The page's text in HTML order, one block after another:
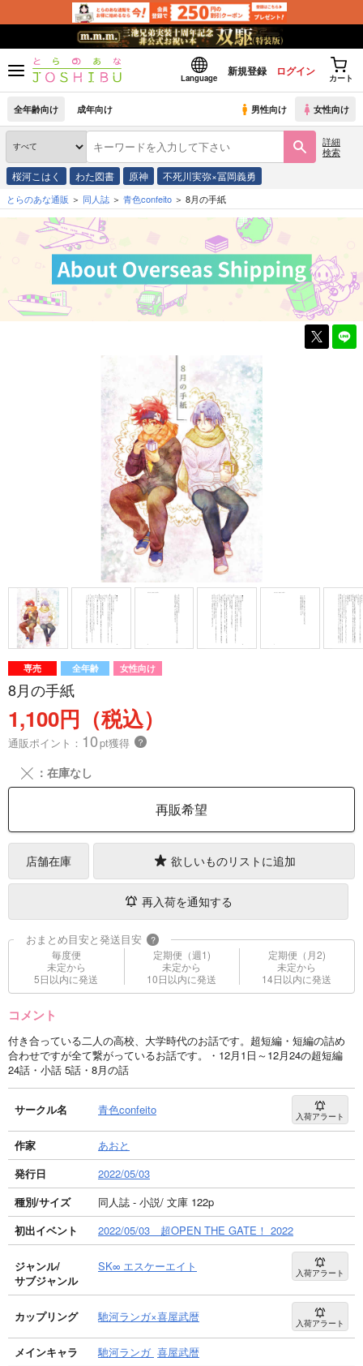
Language
新規登録 ログイン
カート
全年齢向け 成年向け 男性向け 女性向け
詳細
検索
桜河こはく わた図書 原神 不死川実弥×冨岡義勇
とらのあな通販 同人誌 青色confeito 8月の手紙
専売 全年齢 女性向け
8月の手紙
1,100円（税込）
通販ポイント： 10pt獲得 ？
╳ ：在庫なし
再販希望
店舗在庫 欲しいものリストに追加
再入荷を通知する
おまとめ目安と発送目安 ?
毎度便
未定から
5日以内に発送
定期便（週1)
未定から
10日以内に発送
定期便（月2)
未定から
14日以内に発送
コメント
付き合っている二人の高校、大学時代のお話です。超短編・短編の詰め
合わせですが全て繋がっているお話です。・12月1日～12月24の超短編
24話・小話 5話・8月の話
サークル名 青色confeito 入荷アラート
作家
あおと
発行日
2022/05/03
種別/サイズ
同人誌 - 小説/ 文庫 122p
初出イベント
2022/05/03 超OPEN THE GATE！ 2022
ジャンル/
サブジャンル
SK∞ エスケーエイト 入荷アラート
カップリング 馳河ランガ×喜屋武暦 入荷アラート
メインキャラ 馳河ランガ 喜屋武暦